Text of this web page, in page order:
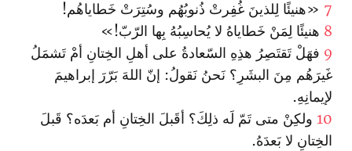
7 «هنيئًا لِلذينَ غُفِرتْ ذُنوبُهُم وسُتِرَتْ خَطاياهُم!
8 هنيئًا لِمَنْ خَطاياهُ لا يُحاسِبُهُ بِها الرّبّ!»
9 فهَلْ تَقتَصِرُ هذِهِ السّعادةُ على أهلِ الخِتانِ أمْ تَشمَلُ
غَيرَهُم مِنَ البشَرِ؟ نَحنُ نَقولُ: إنّ اللهَ بَرّرَ إبراهيمَ
لإيمانِهِ.
10 ولكِنْ متى تَمّ لَه ذلِكَ؟ أقَبلَ الخِتانِ أم بَعدَه؟ قَبلَ
الخِتانِ لا بَعدَهُ.